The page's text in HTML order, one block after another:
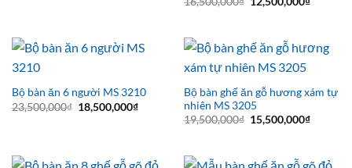
gốc
Bộ bàn ăn 6 người MS 3210
23,500,000₫ Giá
gốc
18,500,000₫Giá
Bộ bàn ghế ăn gỗ hương xám tự
nhiên MS 3205
19,500,000₫ Giá
gốc
15,500,000₫Giá